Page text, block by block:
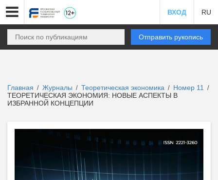
ВХОД RU
Отправить рукопись
Главная / Журналы / Теоретическая экономика / Номер 11 /
ТЕОРЕТИЧЕСКАЯ ЭКОНОМИЯ: НОВЫЕ АСПЕКТЫ В
ИЗБРАННОЙ КОНЦЕПЦИИ